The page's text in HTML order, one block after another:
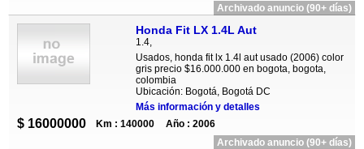
Archivado anuncio (90+ días)
Honda Fit LX 1.4L Aut
1.4,
Usados, honda fit lx 1.4l aut usado (2006) color
gris precio $16.000.000 en bogota, bogota,
colombia
Ubicación: Bogotá, Bogotá DC
Más información y detalles
$ 16000000 Km : 140000
Año : 2006
Archivado anuncio (90+ días)